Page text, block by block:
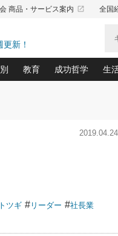
商品・サービス案内 launch 全国
更新！
ってお
』(12)
帳(159)
緊急対策(100)
コが違う！(36)
Ｐ／Ｌ不況時代の新戦略(12)
石(68)
・社会から支持される「ウェ
保一彦の“流行る”お店の仕
教育
あなただからお願いし
クレーム対応の新知識
デキル社員に育てる！
東川鷹年の「中小企業
成功哲学
中国哲学に学
令和時代の「
先人の名句名
渡部昇一の「
経営に活かす“
生
(50)
2019.04.24
ツギ # リーダー #社長業